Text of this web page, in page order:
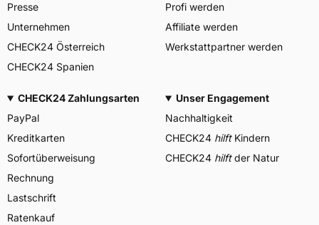
Presse
Unternehmen
CHECK24 Österreich
CHECK24 Spanien
Profi werden
Affiliate werden
Werkstattpartner werden
CHECK24 Zahlungsarten
PayPal
Kreditkarten
Sofortüberweisung
Rechnung
Lastschrift
Ratenkauf
Unser Engagement
Nachhaltigkeit
CHECK24 hilftKindern
CHECK24 hilftder Natur